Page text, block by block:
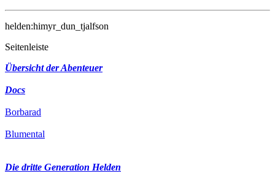
helden:himyr_dun_tjalfson
Seitenleiste
Übersicht der Abenteuer
Docs
Borbarad
Blumental
Die dritte Generation Helden